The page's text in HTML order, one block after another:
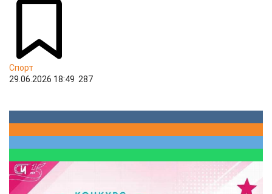
Спорт
29.06.2026 18:49 287